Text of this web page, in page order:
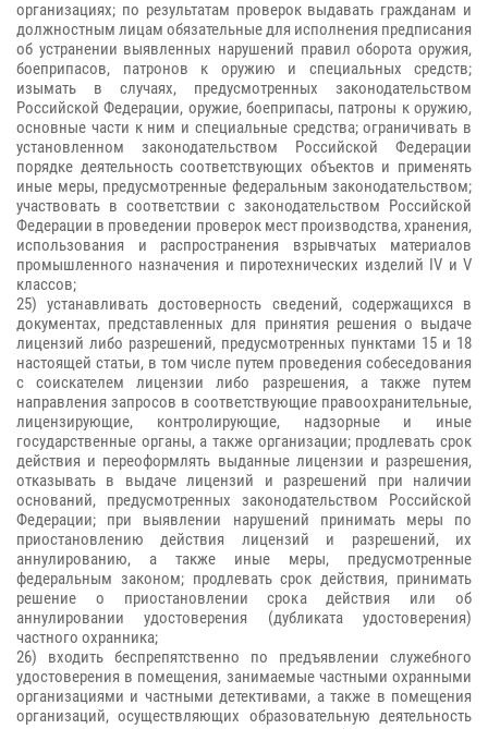
организациях; по результатам проверок выдавать гражданам и
должностным лицам обязательные для исполнения предписания
об устранении выявленных нарушений правил оборота оружия,
боеприпасов, патронов к оружию и специальных средств;
изымать в случаях, предусмотренных законодательством
Российской Федерации, оружие, боеприпасы, патроны к оружию,
основные части к ним и специальные средства; ограничивать в
установленном законодательством Российской Федерации
порядке деятельность соответствующих объектов и применять
иные меры, предусмотренные федеральным законодательством;
участвовать в соответствии с законодательством Российской
Федерации в проведении проверок мест производства, хранения,
использования и распространения взрывчатых материалов
промышленного назначения и пиротехнических изделий IV и V
классов;
25) устанавливать достоверность сведений, содержащихся в
документах, представленных для принятия решения о выдаче
лицензий либо разрешений, предусмотренных пунктами 15 и 18
настоящей статьи, в том числе путем проведения собеседования
с соискателем лицензии либо разрешения, а также путем
направления запросов в соответствующие правоохранительные,
лицензирующие, контролирующие, надзорные и иные
государственные органы, а также организации; продлевать срок
действия и переоформлять выданные лицензии и разрешения,
отказывать в выдаче лицензий и разрешений при наличии
оснований, предусмотренных законодательством Российской
Федерации; при выявлении нарушений принимать меры по
приостановлению действия лицензий и разрешений, их
аннулированию, а также иные меры, предусмотренные
федеральным законом; продлевать срок действия, принимать
решение о приостановлении срока действия или об
аннулировании удостоверения (дубликата удостоверения)
частного охранника;
26) входить беспрепятственно по предъявлении служебного
удостоверения в помещения, занимаемые частными охранными
организациями и частными детективами, а также в помещения
организаций, осуществляющих образовательную деятельность